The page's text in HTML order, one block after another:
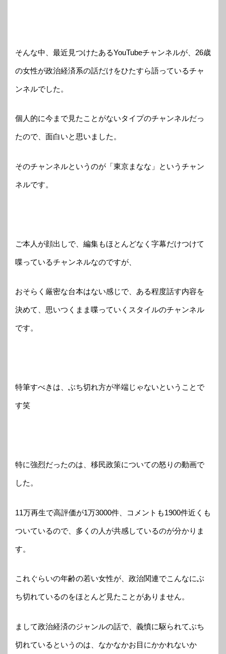
そんな中、最近見つけたあるYouTubeチャンネルが、26歳
の女性が政治経済系の話だけをひたすら語っているチャ
ンネルでした。
個人的に今まで見たことがないタイプのチャンネルだっ
たので、面白いと思いました。
そのチャンネルというのが「東京まなな」というチャン
ネルです。
ご本人が顔出しで、編集もほとんどなく字幕だけつけて
喋っているチャンネルなのですが、
おそらく厳密な台本はない感じで、ある程度話す内容を
決めて、思いつくまま喋っていくスタイルのチャンネル
です。
特筆すべきは、ぶち切れ方が半端じゃないということで
す笑
特に強烈だったのは、移民政策についての怒りの動画で
した。
11万再生で高評価が1万3000件、コメントも1900件近くも
ついているので、多くの人が共感しているのが分かりま
す。
これぐらいの年齢の若い女性が、政治関連でこんなにぶ
ち切れているのをほとんど見たことがありません。
まして政治経済のジャンルの話で、義憤に駆られてぶち
切れているというのは、なかなかお目にかかれないか